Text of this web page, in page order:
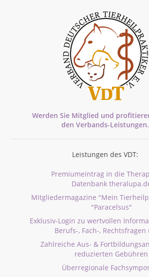
Werden Sie Mitglied und
den Verbands-Leistungen.
Leistungen des VDT:
Premiumeintrag in die
Datenbank
Mitgliedermagazine "Mein
"Paracelsus"
Exklusiv-Login zu wertvollen
Berufs-, Fach-, Rechtsfragen
Zahlreiche Aus- &
reduzierten Gebühren
Überregionale